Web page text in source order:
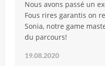
Nous avons passé un
Fous rires garantis on
Sonia, notre game
du parcours!
19.08.2020